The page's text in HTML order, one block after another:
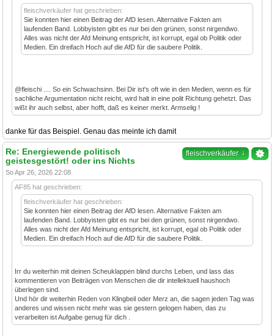
fleischverkäufer hat geschrieben:
Sie konnten hier einen Beitrag der AfD lesen. Alternative Fakten am
laufenden Band. Lobbyisten gibt es nur bei den grünen, sonst nirgendwo.
Alles was nicht der Afd Meinung entspricht, ist korrupt, egal ob Politik oder
Medien. Ein dreifach Hoch auf die AfD für die saubere Politik.
@fleischi .... So ein Schwachsinn. Bei Dir ist's oft wie in den Medien, wenn es für
sachliche Argumentation nicht reicht, wird halt in eine polit Richtung gehetzt. Das
wißt ihr auch selbst, aber hofft, daß es keiner merkt. Armselig !
danke für das Beispiel. Genau das meinte ich damit
fleischverkäufer ↓
Re: Energiewende politisch
geistesgestört! oder ins Nichts
So Apr 26, 2026 22:08
AF85 hat geschrieben:
fleischverkäufer hat geschrieben:
Sie konnten hier einen Beitrag der AfD lesen. Alternative Fakten am
laufenden Band. Lobbyisten gibt es nur bei den grünen, sonst nirgendwo.
Alles was nicht der Afd Meinung entspricht, ist korrupt, egal ob Politik oder
Medien. Ein dreifach Hoch auf die AfD für die saubere Politik.
Irr du weiterhin mit deinen Scheuklappen blind durchs Leben, und lass das
kommentieren von Beiträgen von Menschen die dir intellektuell haushoch
überlegen sind.
Und hör dir weiterhin Reden von Klingbeil oder Merz an, die sagen jeden Tag was
anderes und wissen nicht mehr was sie gestern gelogen haben, das zu
verarbeiten ist Aufgabe genug für dich .